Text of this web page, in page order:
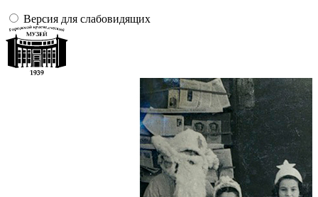
Версия для слабовидящих